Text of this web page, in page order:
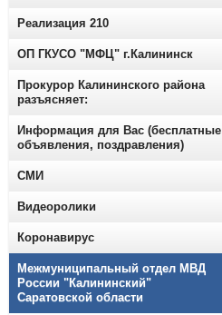
Реализация 210
ОП ГКУСО "МФЦ" г.Калининск
Прокурор Калининского района
разъясняет:
Информация для Вас (бесплатные
объявления, поздравления)
СМИ
Видеоролики
Коронавирус
Межмуниципальный отдел МВД
России "Калининский"
Саратовской области